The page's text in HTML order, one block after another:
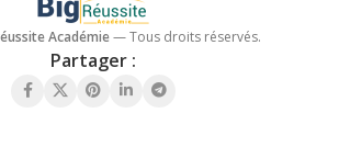
Académie— Tous droits réservés.
Partager :